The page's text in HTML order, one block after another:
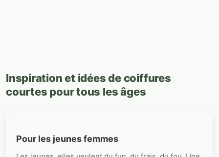
Inspiration et idées de coiffures
courtes pour tous les âges
Pour les jeunes femmes